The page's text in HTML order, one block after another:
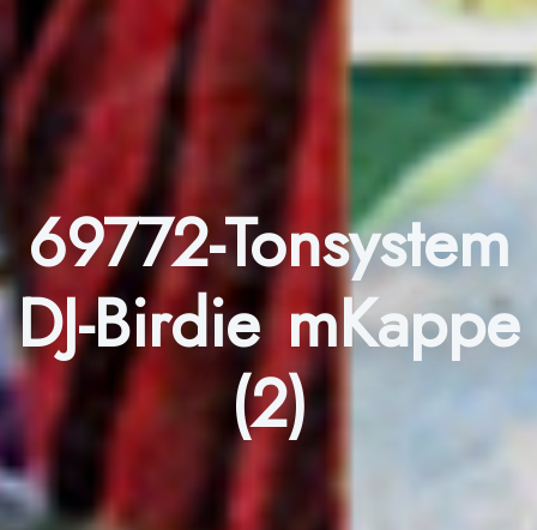
69772-Tonsystem
DJ-Birdie mKappe
(2)